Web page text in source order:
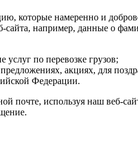
которые намеренно и
например, данные о
услуг по перевозке грузов;
акциях, для
Федерации.
почте, используя наш веб-